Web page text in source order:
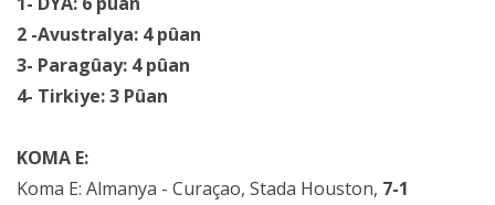
2 -Avustralya: 4 pûan
3- Paragûay: 4 pûan
4- Tirkiye: 3 Pûan
KOMA E:
Koma E: Almanya - Curaçao, Stada Houston, 7-1